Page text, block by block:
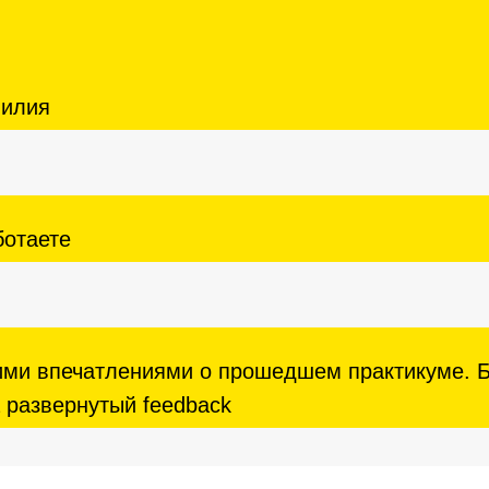
впечатлениями о прошедшем практикуме.
feedback